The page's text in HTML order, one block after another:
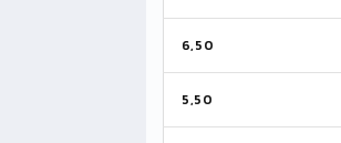
6,50
5,50